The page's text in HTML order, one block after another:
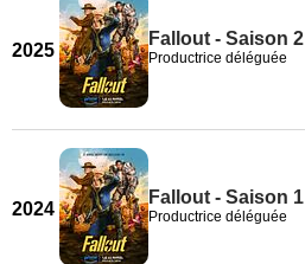
2025
Fallout - Saison 2
Productrice déléguée
2024
Fallout - Saison 1
Productrice déléguée